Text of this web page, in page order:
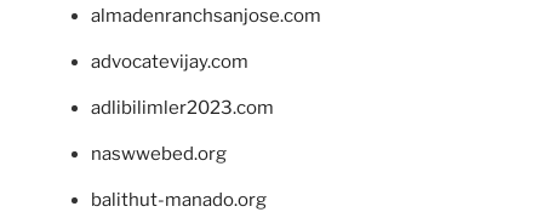
almadenranchsanjose.com
advocatevijay.com
adlibilimler2023.com
naswwebed.org
balithut-manado.org